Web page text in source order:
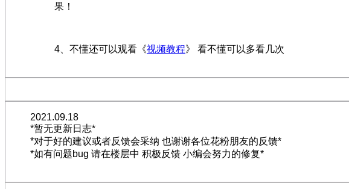
果！
4、不懂还可以观看《视频教程》 看不懂可以多看几次
2021.09.18
*暂无更新日志*
*对于好的建议或者反馈会采纳 也谢谢各位花粉朋友的反馈*
*如有问题bug 请在楼层中 积极反馈 小编会努力的修复*